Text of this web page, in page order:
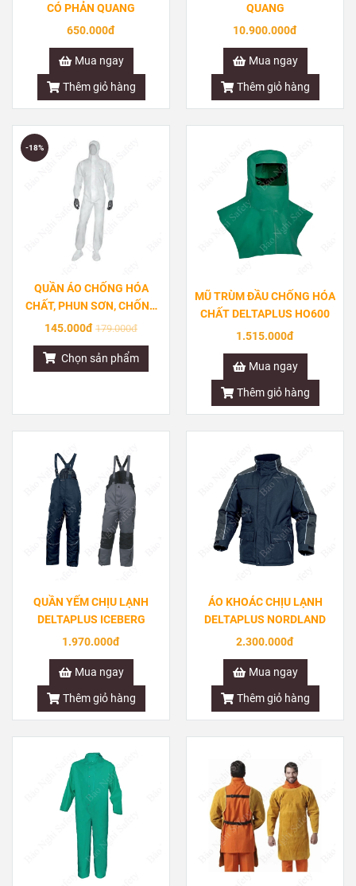
CÓ PHẢN QUANG
650.000đ
Mua ngay
Thêm giỏ hàng
QUANG
10.900.000đ
Mua ngay
Thêm giỏ hàng
QUẦN ÁO CHỐNG HÓA
CHẤT, PHUN SƠN, CHỐNG
TĨNH ĐIỆN DELTAPLUS
145.000đ 179.000đ
-18%
Chọn sản phẩm
MŨ TRÙM ĐẦU CHỐNG HÓA
CHẤT DELTAPLUS HO600
1.515.000đ
Mua ngay
Thêm giỏ hàng
QUẦN YẾM CHỊU LẠNH
DELTAPLUS ICEBERG
1.970.000đ
Mua ngay
Thêm giỏ hàng
ÁO KHOÁC CHỊU LẠNH
DELTAPLUS NORDLAND
2.300.000đ
Mua ngay
Thêm giỏ hàng